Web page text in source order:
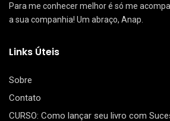
Para me conhecer melhor é só me
a sua companhia! Um abraço, Anap.
Links Úteis
Sobre
Contato
CURSO: Como lançar seu livro com